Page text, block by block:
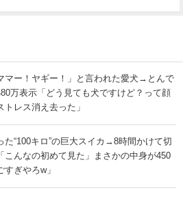
マー！ヤギー！」と言われた愛犬→とんで
万表示「どう見ても犬ですけど？って顔
トレス消え去った」
た“100キロ”の巨大スイカ→8時間かけて切
んなの初めて見た」まさかの中身が450
ぎやろw」